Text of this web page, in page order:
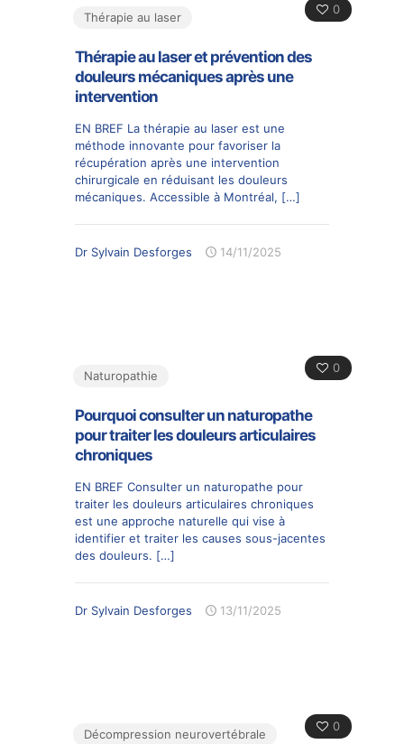
0
Thérapie au laser
Thérapie au laser et prévention des
douleurs mécaniques après une
intervention
EN BREF La thérapie au laser est une
méthode innovante pour favoriser la
récupération après une intervention
chirurgicale en réduisant les douleurs
mécaniques. Accessible à Montréal, […]
Dr Sylvain Desforges 14/11/2025
0
Naturopathie
Pourquoi consulter un naturopathe
pour traiter les douleurs articulaires
chroniques
EN BREF Consulter un naturopathe pour
traiter les douleurs articulaires chroniques
est une approche naturelle qui vise à
identifier et traiter les causes sous-jacentes
des douleurs. […]
Dr Sylvain Desforges 13/11/2025
0
Décompression neurovertébrale